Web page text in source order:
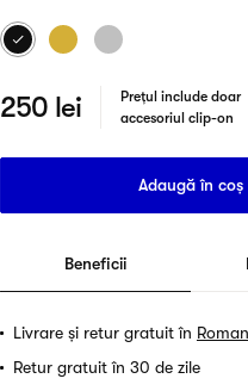
250 lei
Prețul include doar
accesoriul clip-on
Adaugă în coș
Beneficii
Livrare și retur gratuit în
Retur gratuit în 30 de zile